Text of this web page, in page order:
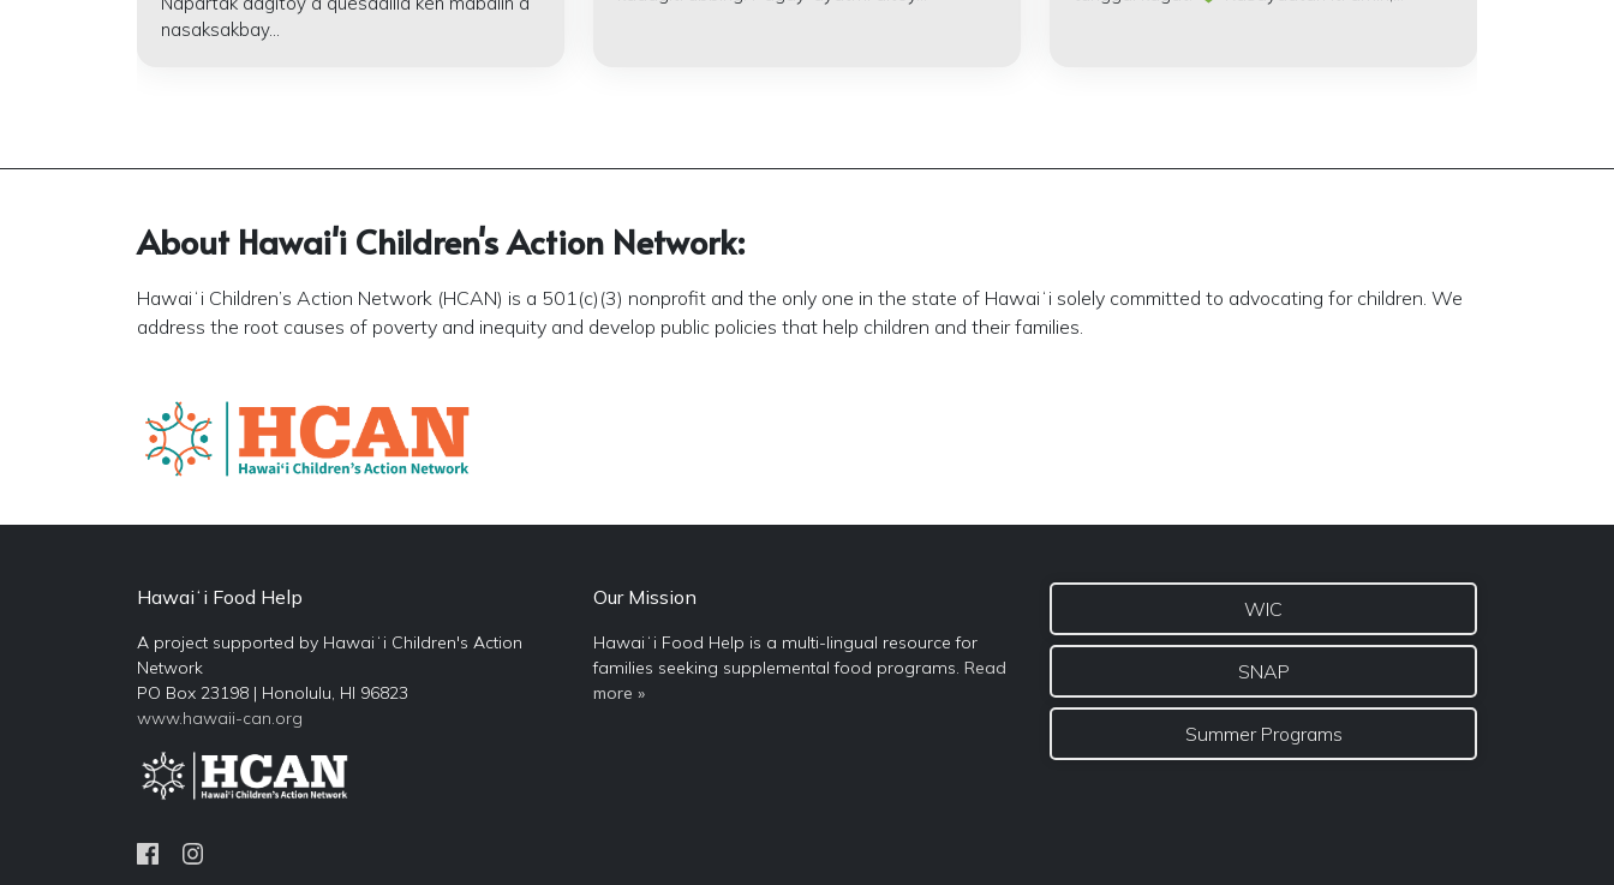
nasaksakbay...
About Hawai'i Children's Action Network:
Hawaiʻi Children’s Action Network (HCAN) is a 501(c)(3) nonprofit and the only one in the state of Hawaiʻi solely committed to advocating for children. We
address the root causes of poverty and inequity and develop public policies that help children and their families.
Hawaiʻi Food Help
A project supported by Hawaiʻi Children's Action
Network
PO Box 23198 | Honolulu, HI 96823
www.hawaii-can.org
Our Mission
Hawaiʻi Food Help is a multi-lingual resource for
families seeking supplemental food programs. Read
more »
WIC
SNAP
Summer Programs